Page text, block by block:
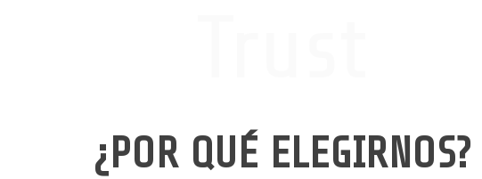
¿POR QUÉ ELEGIRNOS?